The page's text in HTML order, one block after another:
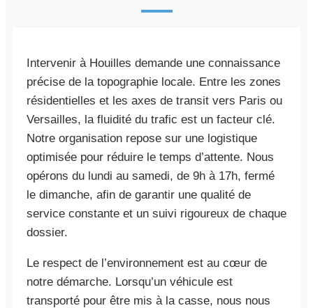
Intervenir à Houilles demande une connaissance
précise de la topographie locale. Entre les zones
résidentielles et les axes de transit vers Paris ou
Versailles, la fluidité du trafic est un facteur clé.
Notre organisation repose sur une logistique
optimisée pour réduire le temps d’attente. Nous
opérons du lundi au samedi, de 9h à 17h, fermé
le dimanche, afin de garantir une qualité de
service constante et un suivi rigoureux de chaque
dossier.
Le respect de l’environnement est au cœur de
notre démarche. Lorsqu’un véhicule est
transporté pour être mis à la casse, nous nous